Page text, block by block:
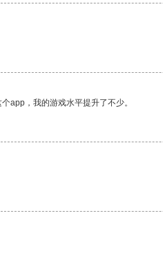
app，我的游戏水平提升了不少。